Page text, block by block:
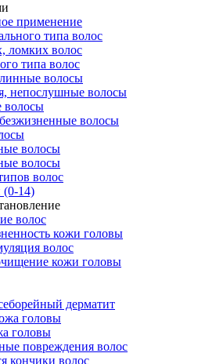
применение
типа волос
ломких волос
типа волос
волосы
непослушные волосы
волосы
волосы
волосы
волосы
волос
(0-14)
волос
кожи головы
волос
кожи головы
дерматит
головы
головы
повреждения волос
кончики волос